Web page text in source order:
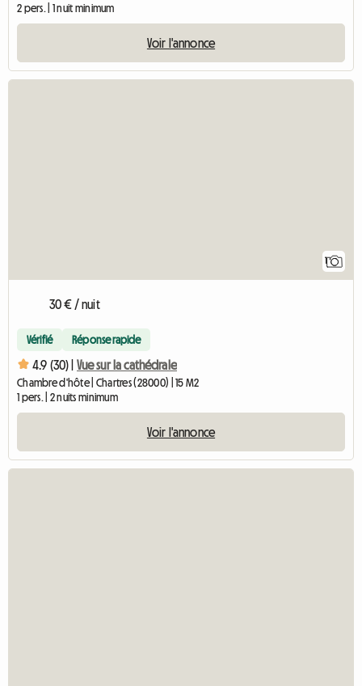
2 pers. | 1 nuit minimum
Voir l'annonce
1
30 € / nuit
Vérifié Réponse rapide
4.9 (30) | Vue sur la cathédrale
Chambre d'hôte | Chartres (28000) | 15 M2
1 pers. | 2 nuits minimum
Voir l'annonce